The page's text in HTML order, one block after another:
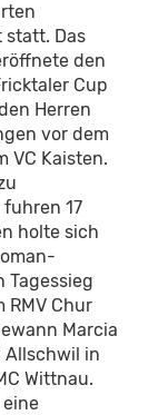
statt. Das
den
Cup
Herren
vor dem
VC Kaisten.
17
holte sich
Tagessieg
RMV Chur
Marcia
Allschwil in
Wittnau.